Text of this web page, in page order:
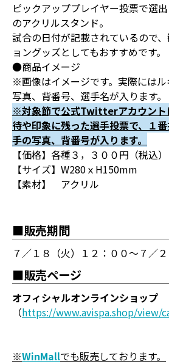
ピックアッププレイヤー投票で選
のアクリルスタンド。
試合の日付が記載されているので
ョングッズとしてもおすすめです。
●商品イメージ
※画像はイメージです。実際には
写真、背番号、選手名が入ります。
※対象節で公式Twitterアカウント
待や印象に残った選手投票で、１
手の写真、背番号が入ります。
【価格】各種３，３００円（税込）
【サイズ】W280ｘH150mm
【素材】 アクリル
■販売期間
７／１８（火）１２：００～７／
■販売ページ
オフィシャルオンラインショップ
（https://www.avispa.shop/view/
※WinMallでも販売しております。